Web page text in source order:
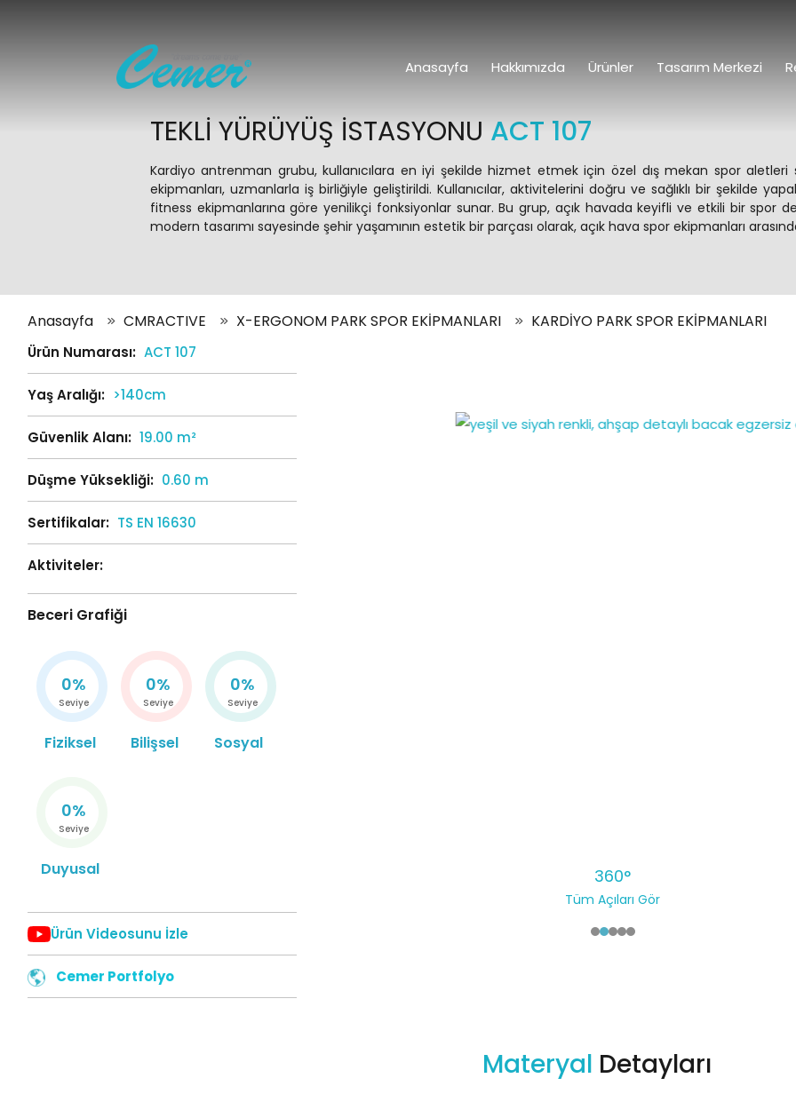
Anasayfa Hakkımızda Ürünler Tasarım Merkezi
TEKLI YÜRÜYÜŞ İSTASYONU ACT 107
Kardiyo antrenman grubu, kullanıcılara en iyi şekilde hizmet etmek için özel dış mekan spor
ekipmanları, uzmanlarla iş birliğiyle geliştirildi. Kullanıcılar, aktivitelerini doğru ve sağlıklı bir şekilde
fitness ekipmanlarına göre yenilikçi fonksiyonlar sunar. Bu grup, açık havada keyifli ve etkili bir spor
modern tasarımı sayesinde şehir yaşamının estetik bir parçası olarak, açık hava spor ekipmanları
Anasayfa CMRACTIVE X-ERGONOM PARK SPOR EKİPMANLARI KARDİYO PARK SPOR EKİPMANLARI
Ürün Numarası: ACT 107
Yaş Aralığı: >140cm
Güvenlik Alanı: 19.00 m²
Düşme Yüksekliği: 0.60 m
Sertifikalar: TS EN 16630
Aktiviteler:
Beceri Grafiği
0%
Seviye
Fiziksel
0%
Seviye
Bilişsel
0%
Seviye
Sosyal
0%
Seviye
Duyusal
Ürün Videosunu İzle
Cemer Portfolyo
360°
Tüm Açıları Gör
Materyal Detayları